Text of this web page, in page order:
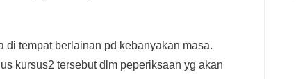
tempat berlainan pd kebanyakan masa.
kursus2 tersebut dlm peperiksaan yg akan